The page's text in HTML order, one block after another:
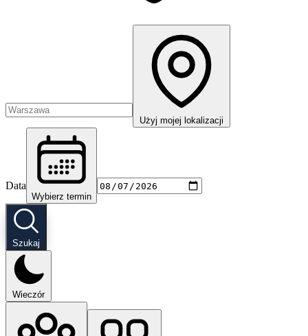
Użyj mojej lokalizacji
Data
Wybierz termin
Szukaj
Wieczór